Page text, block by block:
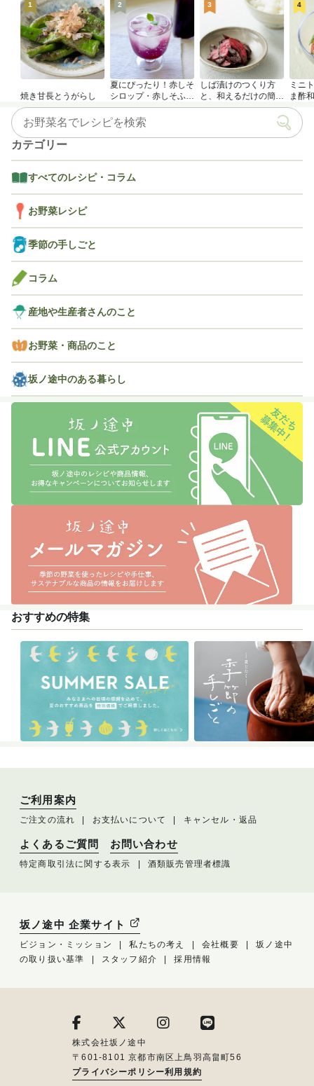
1
焼き甘長とうがらし
2
夏にぴったり！赤しそ
シロップ・赤しそふり
かけのつくり方
3
しば漬けのつくり方
と、和えるだけの簡単
アレンジレシピ
4
ミニ
ま酢
カテゴリー
すべてのレシピ・コラム
お野菜レシピ
季節の手しごと
コラム
産地や生産者さんのこと
お野菜・商品のこと
坂ノ途中のある暮らし
おすすめの特集
ご利用案内
ご注文の流れ お支払いについて キャンセル・返品
よくあるご質問 お問い合わせ
特定商取引法に関する表示 酒類販売管理者標識
坂ノ途中 企業サイト
ビジョン・ミッション 私たちの考え 会社概要
坂ノ途中
の取り扱い基準
スタッフ紹介 採用情報
株式会社坂ノ途中
〒601-8101 京都市南区上鳥羽高畠町56
プライバシーポリシー利用規約